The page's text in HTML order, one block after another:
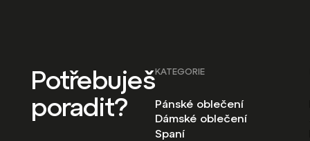
Potřebuješ
poradit?
KATEGORIE
Pánské oblečení
Dámské oblečení
Spaní